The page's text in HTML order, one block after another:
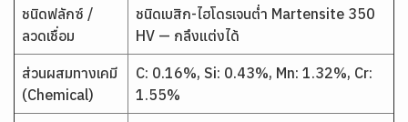
ชนิดฟลักซ์ /
ลวดเชื่อม
ชนิดเบสิก-ไฮโดรเจนต่ำ Martensite 350
HV — กลึงแต่งได้
ส่วนผสมทางเคมี
(Chemical)
C: 0.16%, Si: 0.43%, Mn: 1.32%, Cr:
1.55%